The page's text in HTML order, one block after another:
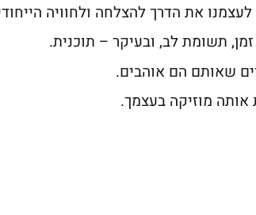
את הדרך להצלחה ולחוויה
תשומת לב, ובעיקר – תוכנית.
שאותם הם אוהבים.
אותה מוזיקה בעצמך.